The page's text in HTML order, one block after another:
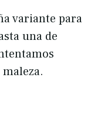
variante para
una de